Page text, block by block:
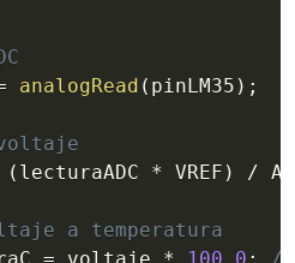
analogRead ( pinLM35 ) ;
( lecturaADC * VREF ) /
a temperatura